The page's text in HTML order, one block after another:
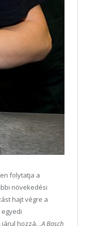
folytatja a
növekedési
hajt végre a
hozzá. „A Bosch